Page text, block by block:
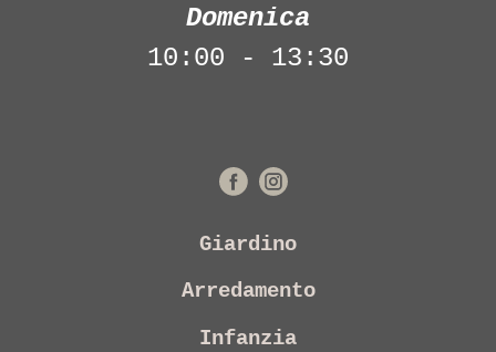
Domenica
10:00 - 13:30
Giardino
Arredamento
Infanzia